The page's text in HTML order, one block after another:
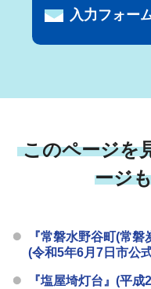
入力フォー
このページを
ージ
『常磐水野谷町(常
(令和5年6月7日市公
『塩屋埼灯台』(平